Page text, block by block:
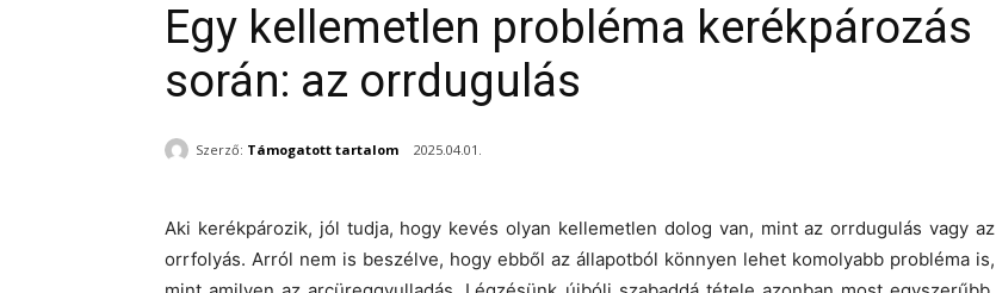
Egy kellemetlen probléma kerékpározás
során: az orrdugulás
Szerző: Támogatott tartalom 2025.04.01.
Aki kerékpározik, jól tudja, hogy kevés olyan kellemetlen dolog van, mint az orrdugulás vagy az
orrfolyás. Arról nem is beszélve, hogy ebből az állapotból könnyen lehet komolyabb probléma is,